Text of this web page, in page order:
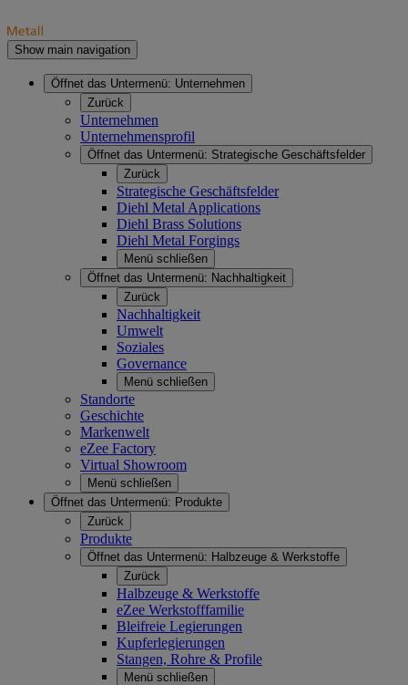
Show main navigation
Öffnet das Untermenü: Unternehmen
Zurück
Unternehmen
Unternehmensprofil
Öffnet das Untermenü: Strategische Geschäftsfelder
Zurück
Strategische Geschäftsfelder
Diehl Metal Applications
Diehl Brass Solutions
Diehl Metal Forgings
Menü schließen
Öffnet das Untermenü: Nachhaltigkeit
Zurück
Nachhaltigkeit
Umwelt
Soziales
Governance
Menü schließen
Standorte
Geschichte
Markenwelt
eZee Factory
Virtual Showroom
Menü schließen
Öffnet das Untermenü: Produkte
Zurück
Produkte
Öffnet das Untermenü: Halbzeuge & Werkstoffe
Zurück
Halbzeuge & Werkstoffe
eZee Werkstofffamilie
Bleifreie Legierungen
Kupferlegierungen
Stangen, Rohre & Profile
Menü schließen